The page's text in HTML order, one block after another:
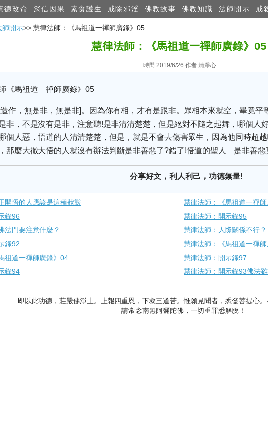
德改命 深信因果 素食護生 戒除邪淫 佛教故事 佛教知識 法師開示 戒
師開示>> 慧律法師：《馬祖道一禪師廣錄》05
慧律法師：《馬祖道一禪師廣錄》05
時間:2019/6/26 作者:清淨心
《馬祖道一禪師廣錄》05
作，無是非，無是非]。因為你有相，才有是跟非。眾相本來就空，畢竟平
非，不是沒有是非，注意聽!是非清清楚楚，但是絕對不隨之起舞，哪個人
個人惡，悟道的人清清楚楚，但是，就是不會去傷害眾生，因為他同時超
那麼大徹大悟的人就沒有辦法判斷是非善惡了?錯了!悟道的聖人，是非善惡
分享好文，利人利己，功德無量!
開悟的人應該是這種​狀態
慧律法師：《馬祖道一禪
錄96
慧律法師：開示錄95
法門要注意什麼？
慧律法師：人際關係不行？
錄92
慧律法師：《馬祖道一禪
祖道一禪師廣錄》04
慧律法師：開示錄97
錄94
慧律法師：開示錄93佛法
即以此功德，莊嚴佛淨土。上報四重恩，下救三道苦。惟願見聞者，悉發菩提心。
請常念南無阿彌陀佛，一切重罪悉解脫！